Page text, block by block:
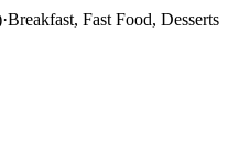
·Breakfast, Fast Food, Desserts